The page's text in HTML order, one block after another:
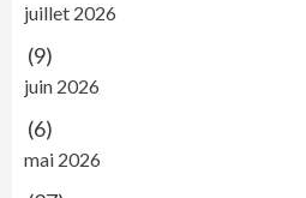
juillet 2026
(9)
juin 2026
(6)
mai 2026